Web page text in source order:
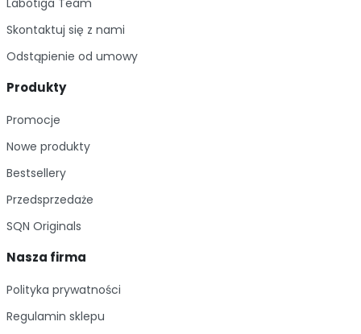
Labotiga Team
Skontaktuj się z nami
Odstąpienie od umowy
Produkty
Promocje
Nowe produkty
Bestsellery
Przedsprzedaże
SQN Originals
Nasza firma
Polityka prywatności
Regulamin sklepu